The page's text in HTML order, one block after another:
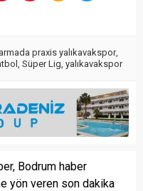
armada praxis yalıkavakspor,
Süper Lig yalıkavakspor
Bodrum haber
yön veren son dakika